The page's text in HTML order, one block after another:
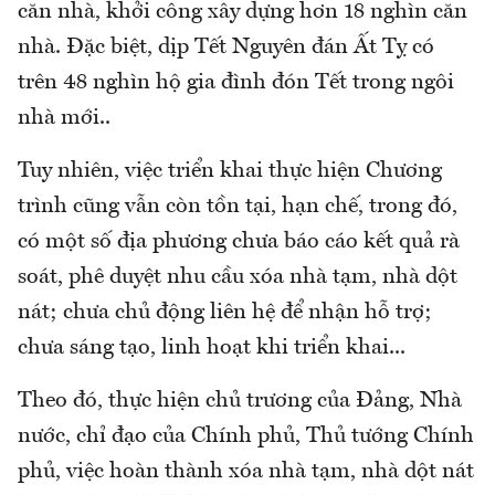
căn nhà, khởi công xây dựng hơn 18 nghìn căn
nhà. Đặc biệt, dịp Tết Nguyên đán Ất Tỵ có
trên 48 nghìn hộ gia đình đón Tết trong ngôi
nhà mới..
Tuy nhiên, việc triển khai thực hiện Chương
trình cũng vẫn còn tồn tại, hạn chế, trong đó,
có một số địa phương chưa báo cáo kết quả rà
soát, phê duyệt nhu cầu xóa nhà tạm, nhà dột
nát; chưa chủ động liên hệ để nhận hỗ trợ;
chưa sáng tạo, linh hoạt khi triển khai...
Theo đó, thực hiện chủ trương của Đảng, Nhà
nước, chỉ đạo của Chính phủ, Thủ tướng Chính
phủ, việc hoàn thành xóa nhà tạm, nhà dột nát